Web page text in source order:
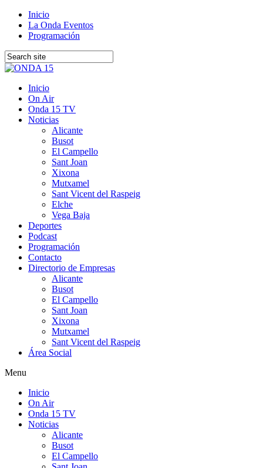
Inicio
La Onda Eventos
Programación
Inicio
On Air
Onda 15 TV
Noticias
Alicante
Busot
El Campello
Sant Joan
Xixona
Mutxamel
Sant Vicent del Raspeig
Elche
Vega Baja
Deportes
Podcast
Programación
Contacto
Directorio de Empresas
Alicante
Busot
El Campello
Sant Joan
Xixona
Mutxamel
Sant Vicent del Raspeig
Área Social
Menu
Inicio
On Air
Onda 15 TV
Noticias
Alicante
Busot
El Campello